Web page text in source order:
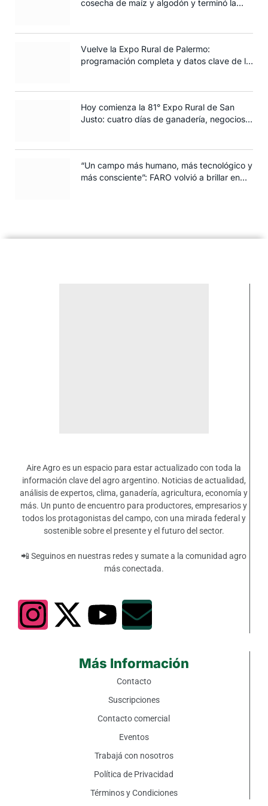
cosecha de maíz y algodón y terminó la
Vuelve la Expo Rural de Palermo:
programación completa y datos clave de la
Hoy comienza la 81° Expo Rural de San
Justo: cuatro días de ganadería, negocios y
“Un campo más humano, más tecnológico y
más consciente”: FARO volvió a brillar en
Aire Agro es un espacio para estar actualizado con toda la
información clave del agro argentino. Noticias de actualidad,
análisis de expertos, clima, ganadería, agricultura, economía y
más. Un punto de encuentro para productores, empresarios y
todos los protagonistas del campo, con una mirada federal y
sostenible sobre el presente y el futuro del sector.
📲 Seguinos en nuestras redes y sumate a la comunidad agro
más conectada.
Más Información
Contacto
Suscripciones
Contacto comercial
Eventos
Trabajá con nosotros
Política de Privacidad
Términos y Condiciones